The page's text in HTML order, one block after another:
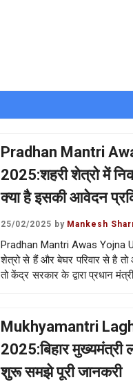
Pradhan Mantri
2025:शहरी शेत्रो में
क्या है इसकी आवेदन
25/02/2025 by Mankesh
Pradhan Mantri Awas Yojna
शेत्रो से हैं और बेघर परिवार से है
तो केंद्र सरकार के द्वारा प्रधान
Mukhyamantri
2025:बिहार
शुरू समझे पूरी जानकरी